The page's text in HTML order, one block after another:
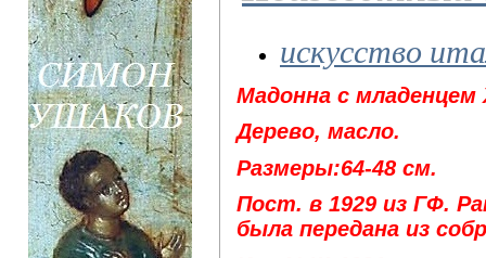
искусство
Мадонна с
Дерево, масло.
Размеры:64-48 см.
Пост. в 1929 из ГФ.
была передана из